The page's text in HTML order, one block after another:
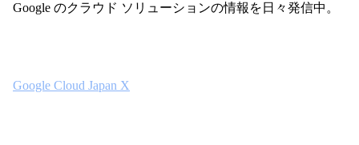
Google のクラウド ソリューションの情報を日々発信中。
Google Cloud Japan X